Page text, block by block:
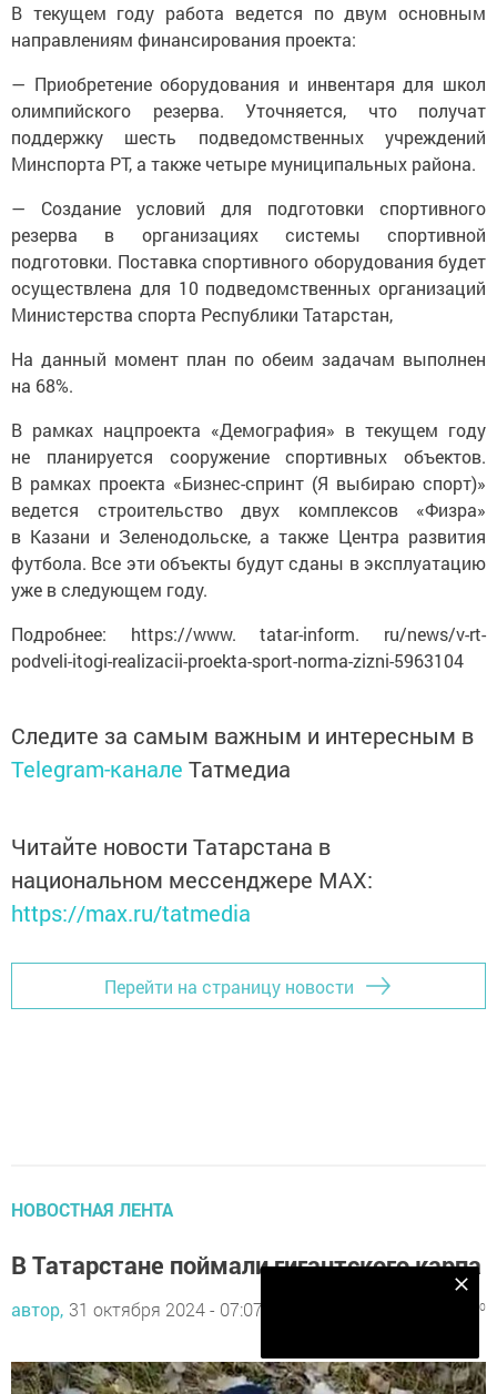
В текущем году работа ведется по двум основным
направлениям финансирования проекта:
— Приобретение оборудования и инвентаря для школ
олимпийского резерва. Уточняется, что получат
поддержку шесть подведомственных учреждений
Минспорта РТ, а также четыре муниципальных района.
— Создание условий для подготовки спортивного
резерва в организациях системы спортивной
подготовки. Поставка спортивного оборудования будет
осуществлена для 10 подведомственных организаций
Министерства спорта Республики Татарстан,
На данный момент план по обеим задачам выполнен
на 68%.
В рамках нацпроекта «Демография» в текущем году
не планируется сооружение спортивных объектов.
В рамках проекта «Бизнес-спринт (Я выбираю спорт)»
ведется строительство двух комплексов «Физра»
в Казани и Зеленодольске, а также Центра развития
футбола. Все эти объекты будут сданы в эксплуатацию
уже в следующем году.
Подробнее: https://www. tatar-inform. ru/news/v-rt-
podveli-itogi-realizacii-proekta-sport-norma-zizni-5963104
Следите за самым важным и интересным в
Telegram-канале Татмедиа
Читайте новости Татарстана в
национальном мессенджере MАХ:
https://max.ru/tatmedia
Перейти на страницу новости
НОВОСТНАЯ ЛЕНТА
В Татарстане поймали гигантского карпа
автор, 31 октября 2024 - 07:07 0